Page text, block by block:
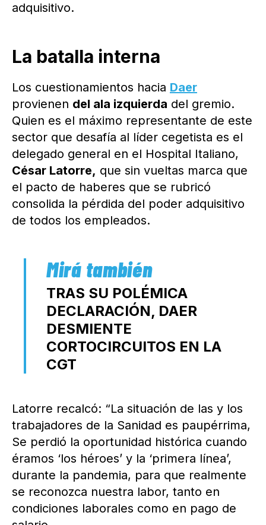
adquisitivo.
La batalla interna
Los cuestionamientos hacia Daer
provienen del ala izquierda del gremio.
Quien es el máximo representante de este
sector que desafía al líder cegetista es el
delegado general en el Hospital Italiano,
César Latorre, que sin vueltas marca que
el pacto de haberes que se rubricó
consolida la pérdida del poder adquisitivo
de todos los empleados.
TRAS SU POLÉMICA
DECLARACIÓN, DAER
DESMIENTE
CORTOCIRCUITOS EN LA
CGT
Latorre recalcó: “La situación de las y los
trabajadores de la Sanidad es paupérrima,
Se perdió la oportunidad histórica cuando
éramos ‘los héroes’ y la ‘primera línea’,
durante la pandemia, para que realmente
se reconozca nuestra labor, tanto en
condiciones laborales como en pago de